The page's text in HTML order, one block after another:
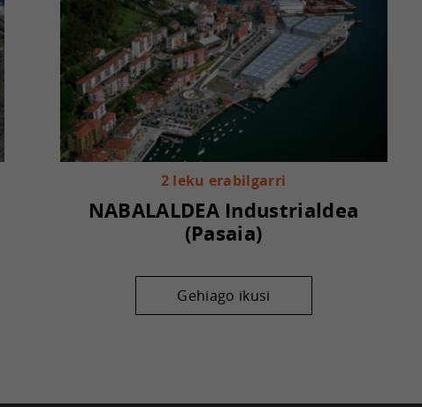
2 leku erabilgarri
NABALALDEA Industrialdea
(Pasaia)
Gehiago ikusi